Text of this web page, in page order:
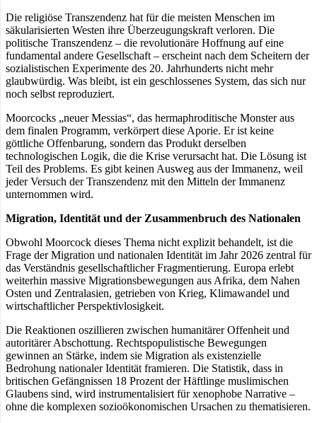
Die religiöse Transzendenz hat für die meisten Menschen im
säkularisierten Westen ihre Überzeugungskraft verloren. Die
politische Transzendenz – die revolutionäre Hoffnung auf eine
fundamental andere Gesellschaft – erscheint nach dem Scheitern der
sozialistischen Experimente des 20. Jahrhunderts nicht mehr
glaubwürdig. Was bleibt, ist ein geschlossenes System, das sich nur
noch selbst reproduziert.
Moorcocks „neuer Messias“, das hermaphroditische Monster aus
dem finalen Programm, verkörpert diese Aporie. Er ist keine
göttliche Offenbarung, sondern das Produkt derselben
technologischen Logik, die die Krise verursacht hat. Die Lösung ist
Teil des Problems. Es gibt keinen Ausweg aus der Immanenz, weil
jeder Versuch der Transzendenz mit den Mitteln der Immanenz
unternommen wird.
Migration, Identität und der Zusammenbruch des Nationalen
Obwohl Moorcock dieses Thema nicht explizit behandelt, ist die
Frage der Migration und nationalen Identität im Jahr 2026 zentral für
das Verständnis gesellschaftlicher Fragmentierung. Europa erlebt
weiterhin massive Migrationsbewegungen aus Afrika, dem Nahen
Osten und Zentralasien, getrieben von Krieg, Klimawandel und
wirtschaftlicher Perspektivlosigkeit.
Die Reaktionen oszillieren zwischen humanitärer Offenheit und
autoritärer Abschottung. Rechtspopulistische Bewegungen
gewinnen an Stärke, indem sie Migration als existenzielle
Bedrohung nationaler Identität framieren. Die Statistik, dass in
britischen Gefängnissen 18 Prozent der Häftlinge muslimischen
Glaubens sind, wird instrumentalisiert für xenophobe Narrative –
ohne die komplexen sozioökonomischen Ursachen zu thematisieren.